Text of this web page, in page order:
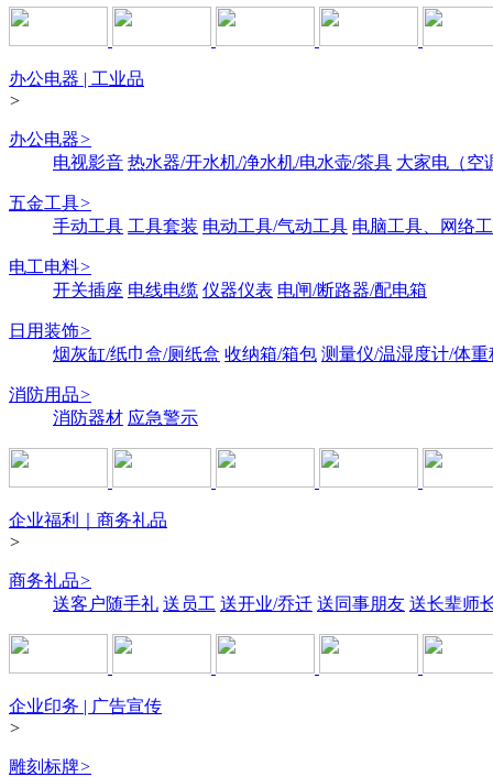
办公电器 | 工业品
>
办公电器>
电视影音 热水器/开水机/净水机/电水壶/茶具 大家电（空
五金工具>
手动工具 工具套装 电动工具/气动工具 电脑工具、网络
电工电料>
开关插座 电线电缆 仪器仪表 电闸/断路器/配电箱
日用装饰>
烟灰缸/纸巾盒/厕纸盒 收纳箱/箱包 测量仪/温湿度计/体重
消防用品>
消防器材 应急警示
企业福利｜商务礼品
>
商务礼品>
送客户随手礼 送员工 送开业/乔迁 送同事朋友 送长辈师
企业印务 | 广告宣传
>
雕刻标牌>